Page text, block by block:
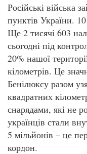
Російські війська
пунктів України.
Ще 2 тисячі 603
сьогодні під
20% нашої
кілометрів. Це
Бенілюксу разом
квадратних
снарядами, які не
українців стали
5 мільйонів – це
кордон.